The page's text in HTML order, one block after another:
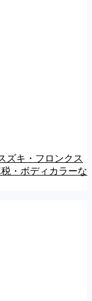
ズキ・フロンクス
・ボディカラーな